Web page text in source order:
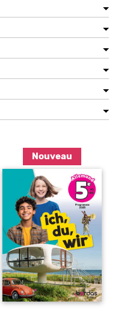
gratuites
nos nouveautés
Nouveau
Ajouter au